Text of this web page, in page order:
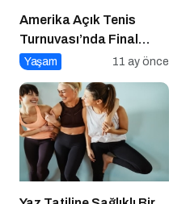
Amerika Açık Tenis
Turnuvası’nda Final
Heyecanı Eurosport’ta!
Yaşam 11 ay önce